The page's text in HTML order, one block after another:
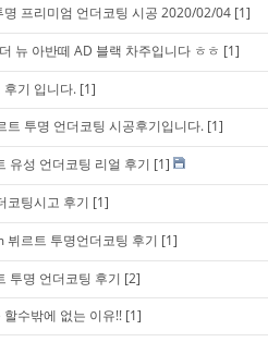
명 프리미엄 언더코팅 시공 2020/02/04 [1]
뉴 아반떼 AD 블랙 차주입니다 ㅎㅎ [1]
후기 입니다. [1]
트 투명 언더코팅 시공후기입니다. [1]
유성 언더코팅 리얼 후기 [1]
코팅시고 후기 [1]
뷔르트 투명언더코팅 후기 [1]
투명 언더코팅 후기 [2]
할수밖에 없는 이유!! [1]